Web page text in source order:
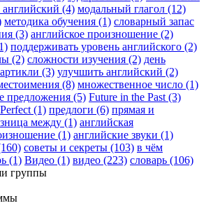
(4) модальный глагол (12)
методика обучения (1) словарный запас
(3) английское произношение (2)
поддерживать уровень английского (2)
(2) сложности изучения (2) день
артикли (3) улучшить английский (2)
(8) множественное число (1)
предложения (5) Future in the Past (3)
Perfect (1) предлоги (6) прямая и
между (1) английская
(1) английские звуки (1)
советы и секреты (103) в чём
(1) Видео (1) видео (223) словарь (106)
группы